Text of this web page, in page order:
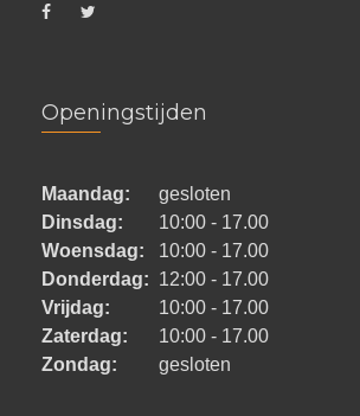
Openingstijden
Maandag:
gesloten
Dinsdag:
10:00 - 17.00
Woensdag:
10:00 - 17.00
Donderdag: 12:00 - 17.00
Vrijdag:
10:00 - 17.00
Zaterdag:
10:00 - 17.00
Zondag:
gesloten